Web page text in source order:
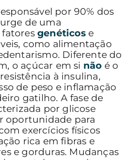
por 90% dos
de uma
genéticose
como alimentação
Diferente do
o açúcar em si não é o
à insulina,
de peso e inflamação
gatilho. A fase de
por glicose
oportunidade para
exercícios físicos
rica em fibras e
e gorduras. Mudanças